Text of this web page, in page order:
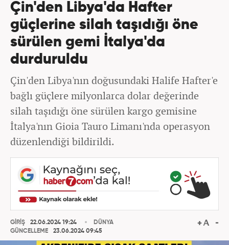
Çin'den Libya'da Hafter
güçlerine silah taşıdığı öne
sürülen gemi İtalya'da
durduruldu
Çin'den Libya'nın doğusundaki Halife Hafter'e
bağlı güçlere milyonlarca dolar değerinde
silah taşıdığı öne sürülen kargo gemisine
İtalya'nın Gioia Tauro Limanı'nda operasyon
düzenlendiği bildirildi.
GİRİŞ
22.06.2024 19:24
GÜNCELLEME
23.06.2024 09:45
DÜNYA